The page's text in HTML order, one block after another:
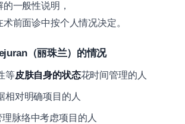
一般性说明，
前面诊中按个人情况决定。
（丽珠兰）的情况
等皮肤自身的状态花时间管理的人
相对明确项目的人
脉络中考虑项目的人